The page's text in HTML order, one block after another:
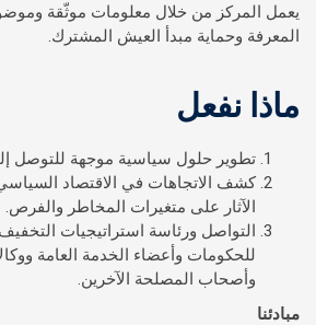
يعمل المركز من خلال معلومات موثّقة
المعرفة وحماية مبدأ العيش المشترك.
ماذا نفعل
تطوير حلول سياسية موجهة للتوصل
كشف الاتجاهات في الاقتصاد
الآثار على متغيرات المخاطر والفرص.
التواصل ورئاسة استراتيجيات
للحكومات وأعضاء الخدمة العامة
وأصحاب المصلحة الآخرين.
مبادئنا